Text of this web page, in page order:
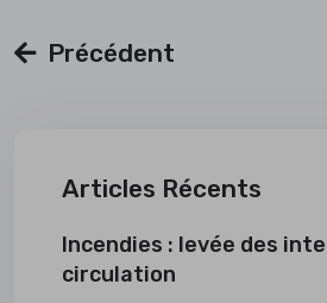
Précédent
Articles Récents
Incendies : levée des
circulation